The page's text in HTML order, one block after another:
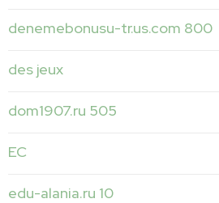
denemebonusu-tr.us.com 800
des jeux
dom1907.ru 505
EC
edu-alania.ru 10